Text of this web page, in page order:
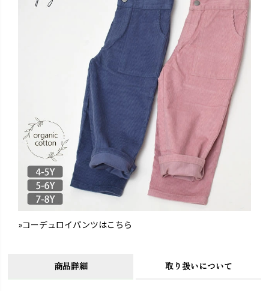
»コーデュロイパンツはこちら
商品詳細 取り扱いについて